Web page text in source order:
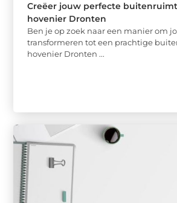
Creëer jouw perfecte
hovenier Dronten
Ben je op zoek naar een manier om
transformeren tot een prachtige
hovenier Dronten ...